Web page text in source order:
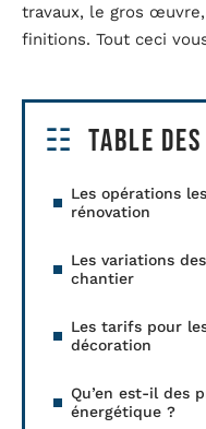
travaux, le gros
finitions. Tout ceci
Table
Les opérations
rénovation
Les variations
chantier
Les tarifs pour
décoration
Qu’en est-il des
énergétique ?